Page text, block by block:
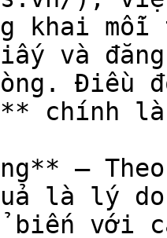
khai
và
Điều
chính
–
là lý
với